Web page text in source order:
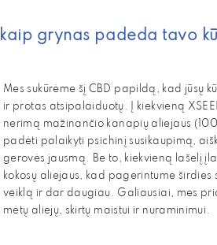
kaip grynas padeda tavo
Mes sukūrėme šį CBD papildą, kad jūsų
ir protas atsipalaiduotų. Į kiekvieną
nerimą mažinančio kanapių aliejaus
padėti palaikyti psichinį susikaupimą,
gerovės jausmą. Be to, kiekvieną lašelį
kokosų aliejaus, kad pagerintume širdies
veiklą ir dar daugiau. Galiausiai, mes
mėtų aliejų, skirtų maistui ir nuraminimui.